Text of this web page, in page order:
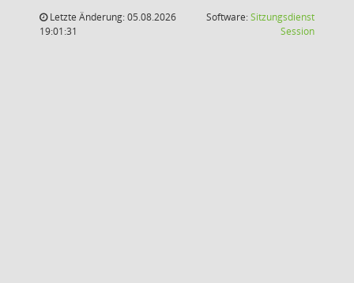
Letzte Änderung: 05.08.2026
19:01:31
Software:Sitzungsdienst
Session(Wird in